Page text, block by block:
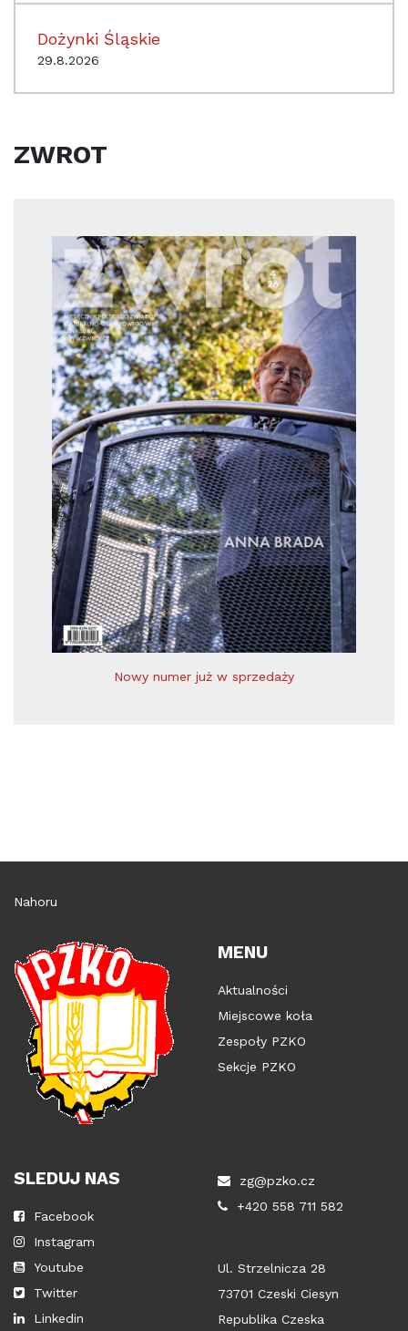
Dożynki Śląskie
29.8.2026
ZWROT
Nowy numer już w sprzedaży
Nahoru
MENU
Aktualności
Miejscowe koła
Zespoły PZKO
Sekcje PZKO
SLEDUJ NAS
Facebook
Instagram
Youtube
Twitter
Linkedin
zg@pzko.cz
+420 558 711 582
Ul. Strzelnicza 28
73701 Czeski Ciesyn
Republika Czeska